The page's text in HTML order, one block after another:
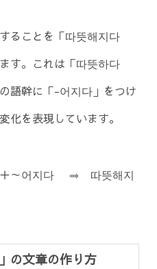
ることを「따뜻해지다
す。これは「따뜻하다
語幹に「-어지다」をつけ
化を表現しています。
＋～어지다 ⇒ 따뜻해지
の文章の作り方